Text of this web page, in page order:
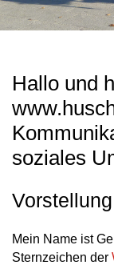
Hallo und
soziales
Mein Name ist
Sternzeichen der